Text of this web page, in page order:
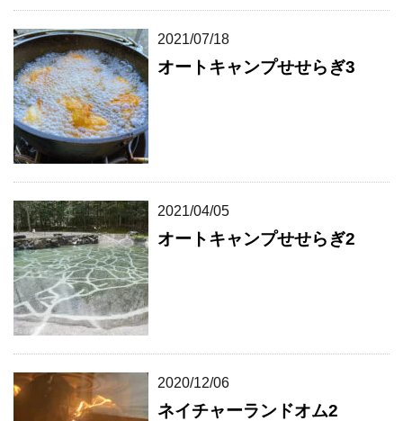
2021/07/18
オートキャンプせせらぎ3
2021/04/05
オートキャンプせせらぎ2
2020/12/06
ネイチャーランドオム2